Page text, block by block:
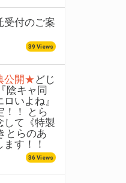
受付のご案
39 Views
公開★どじ
陰キャ同
いよね』
！！ とら
して《特製
とらのあ
す！！
36 Views